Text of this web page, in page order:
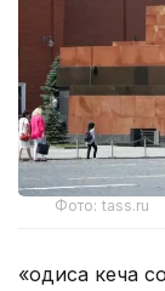
Фото: tass.ru
«Ҳодиса кеча